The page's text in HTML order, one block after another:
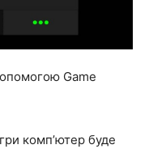
Game
комп’ютер буде